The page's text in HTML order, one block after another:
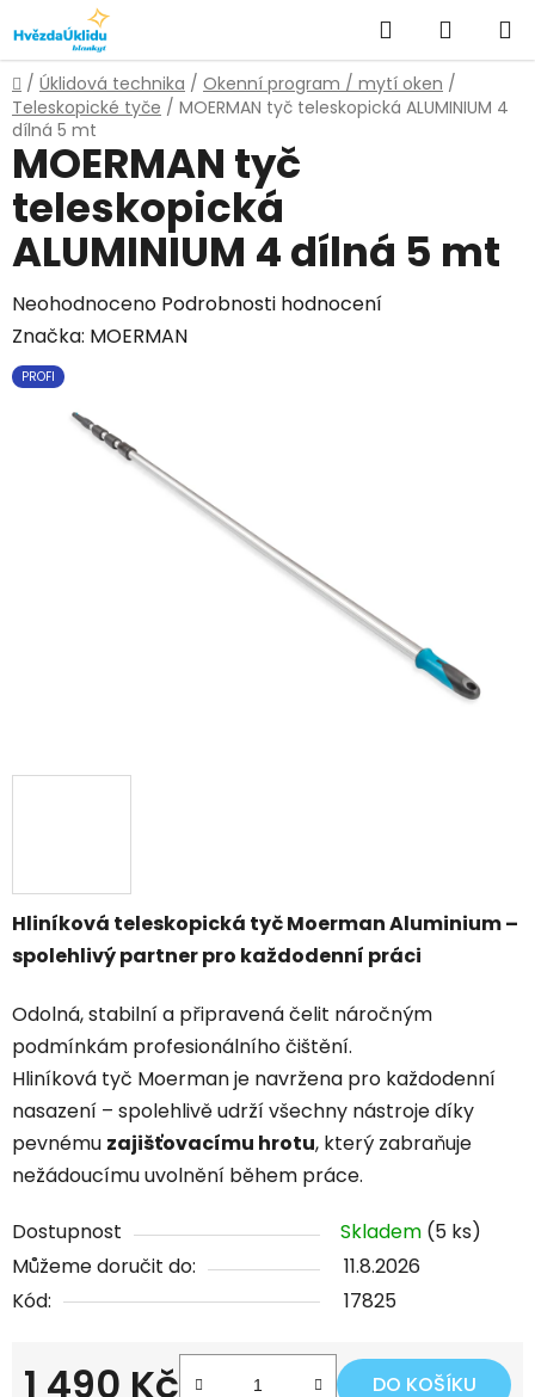
na
obsah
Hledat
KOŠÍK
Domů
/ Úklidová technika / Okenní program / mytí oken /
Teleskopické tyče / MOERMAN tyč teleskopická ALUMINIUM 4
dílná 5 mt
Hliníková teleskopická tyč Moerman Aluminium –
spolehlivý partner pro každodenní práci
Odolná, stabilní a připravená čelit náročným
podmínkám profesionálního čištění.
Hliníková tyč Moerman je navržena pro každodenní
nasazení – spolehlivě udrží všechny nástroje díky
pevnému zajišťovacímu hrotu, který zabraňuje
nežádoucímu uvolnění během práce.
Dostupnost Skladem (5 ks)
Můžeme doručit do:
11.8.2026
Kód:
17825
1 490 Kč DO KOŠÍKU
MOERMAN tyč
teleskopická
ALUMINIUM 4 dílná 5 mt
Průměrné
hodnocení
produktu
Neohodnoceno Podrobnosti hodnocení
Značka: MOERMAN
PROFI